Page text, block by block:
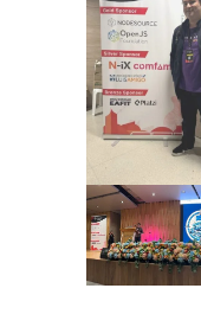
El Autor
Blogroll Geek
0
El Blog de Luis0
Picando Código0